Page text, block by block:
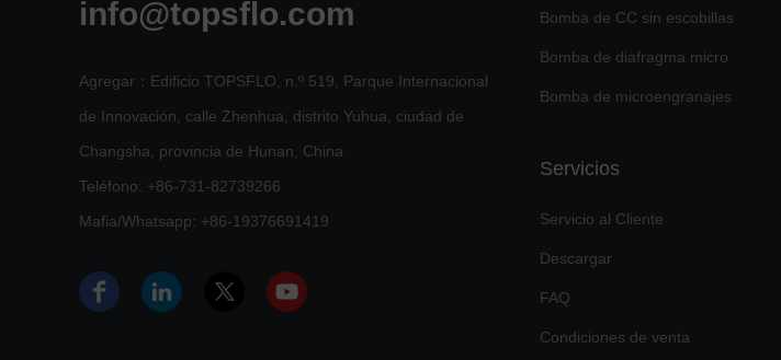
info@topsflo.com
Agregar：Edificio TOPSFLO, n.º 519, Parque Internacional
de Innovación, calle Zhenhua, distrito Yuhua, ciudad de
Changsha, provincia de Hunan, China
Teléfono: +86-731-82739266
Mafia/Whatsapp: +86-19376691419
Bomba de CC sin escobillas
Bomba de diafragma micro
Bomba de microengranajes
Servicios
Servicio al Cliente
Descargar
FAQ
Condiciones de venta